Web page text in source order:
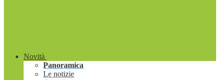
Novità
Panoramica
Le notizie